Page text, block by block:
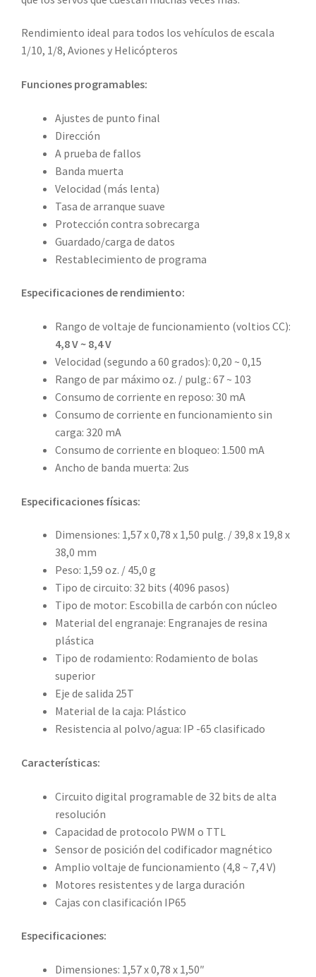
Rendimiento ideal para todos los vehículos de escala
1/10, 1/8, Aviones y Helicópteros
Funciones programables:
Ajustes de punto final
Dirección
A prueba de fallos
Banda muerta
Velocidad (más lenta)
Tasa de arranque suave
Protección contra sobrecarga
Guardado/carga de datos
Restablecimiento de programa
Especificaciones de rendimiento:
Rango de voltaje de funcionamiento (voltios CC):
4,8 V ~ 8,4 V
Velocidad (segundo a 60 grados): 0,20 ~ 0,15
Rango de par máximo oz. / pulg.: 67 ~ 103
Consumo de corriente en reposo: 30 mA
Consumo de corriente en funcionamiento sin
carga: 320 mA
Consumo de corriente en bloqueo: 1.500 mA
Ancho de banda muerta: 2us
Especificaciones físicas:
Dimensiones: 1,57 x 0,78 x 1,50 pulg. / 39,8 x 19,8 x
38,0 mm
Peso: 1,59 oz. / 45,0 g
Tipo de circuito: 32 bits (4096 pasos)
Tipo de motor: Escobilla de carbón con núcleo
Material del engranaje: Engranajes de resina
plástica
Tipo de rodamiento: Rodamiento de bolas
superior
Eje de salida 25T
Material de la caja: Plástico
Resistencia al polvo/agua: IP -65 clasificado
Características:
Circuito digital programable de 32 bits de alta
resolución
Capacidad de protocolo PWM o TTL
Sensor de posición del codificador magnético
Amplio voltaje de funcionamiento (4,8 ~ 7,4 V)
Motores resistentes y de larga duración
Cajas con clasificación IP65
Especificaciones:
Dimensiones: 1,57 x 0,78 x 1,50″